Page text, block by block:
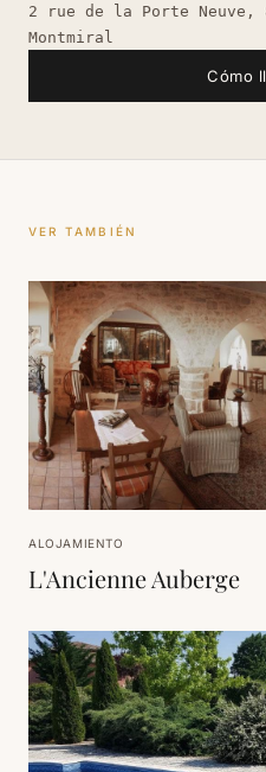
2 rue de la Porte Neuve,
Montmiral
Cómo
VER TAMBIÉN
ALOJAMIENTO
L'Ancienne Auberge